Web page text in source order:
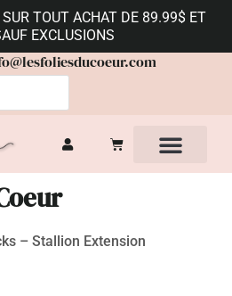
TOUT ACHAT DE 89.99$ ET
EXCLUSIONS
– Stallion Extension